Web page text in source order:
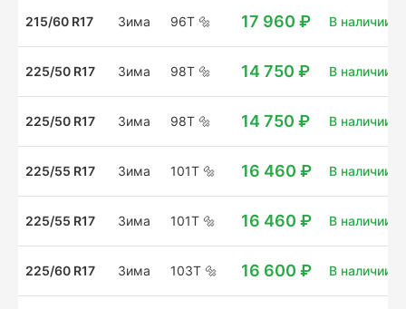
215/60 R17 Зима 96T 🔩 17 960 ₽ В наличии:
225/50 R17 Зима 98T 🔩 14 750 ₽ В наличии:
225/50 R17 Зима 98T 🔩 14 750 ₽ В наличии:
225/55 R17 Зима 101T 🔩 16 460 ₽ В наличии:
225/55 R17 Зима 101T 🔩 16 460 ₽ В наличии:
225/60 R17 Зима 103T 🔩 16 600 ₽ В наличии: